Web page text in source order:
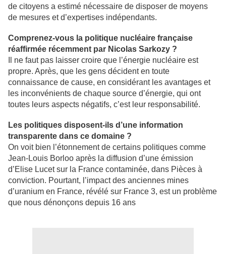
de citoyens a estimé nécessaire de disposer de moyens
de mesures et d’expertises indépendants.
Comprenez-vous la politique nucléaire française
réaffirmée récemment par Nicolas Sarkozy ?
Il ne faut pas laisser croire que l’énergie nucléaire est
propre. Après, que les gens décident en toute
connaissance de cause, en considérant les avantages et
les inconvénients de chaque source d’énergie, qui ont
toutes leurs aspects négatifs, c’est leur responsabilité.
Les politiques disposent-ils d’une information
transparente dans ce domaine ?
On voit bien l’étonnement de certains politiques comme
Jean-Louis Borloo après la diffusion d’une émission
d’Elise Lucet sur la France contaminée, dans Pièces à
conviction. Pourtant, l’impact des anciennes mines
d’uranium en France, révélé sur France 3, est un problème
que nous dénonçons depuis 16 ans